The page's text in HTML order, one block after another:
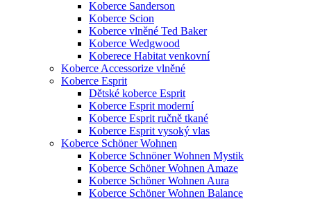
Koberce Sanderson
Koberce Scion
Koberce vlněné Ted Baker
Koberce Wedgwood
Koberece Habitat venkovní
Koberce Accessorize vlněné
Koberce Esprit
Dětské koberce Esprit
Koberce Esprit moderní
Koberce Esprit ručně tkané
Koberce Esprit vysoký vlas
Koberce Schöner Wohnen
Koberce Schnöner Wohnen Mystik
Koberce Schöner Wohnen Amaze
Koberce Schöner Wohnen Aura
Koberce Schöner Wohnen Balance